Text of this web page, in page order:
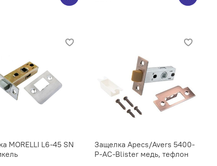
MORELLI L6-45 SN
Защелка Аpeсs/Avers 5400-
Р-AC-Blister медь, тефлон